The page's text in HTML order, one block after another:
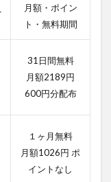
月額・ポイン
ト・無料期間
31日間無料
月額2189円
600円分配布
１ヶ月無料
月額1026円 ポ
イントなし